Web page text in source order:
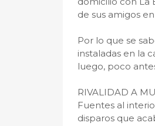
de sus amigos
Por lo que se
instaladas en la
luego, poco
RIVALIDAD A
Fuentes al
disparos que